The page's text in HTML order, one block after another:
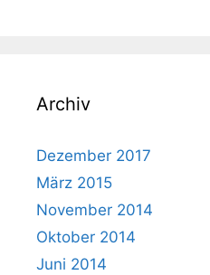
Archiv
Dezember 2017
März 2015
November 2014
Oktober 2014
Juni 2014